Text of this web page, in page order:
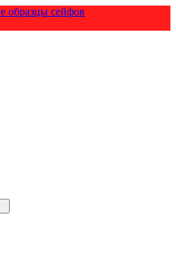
образцы сейфов